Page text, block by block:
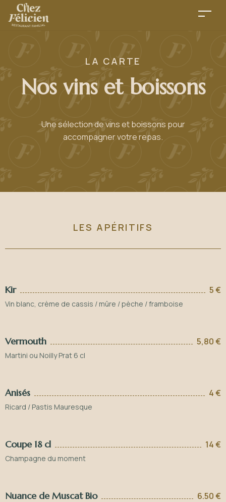
LA CARTE
Nos vins et boissons
Une sélection de vins et boissons pour
accompagner votre repas.
LES APÉRITIFS
Kir 5 €
Vin blanc, crème de cassis / mûre / pèche / framboise
Vermouth 5,80 €
Martini ou Noilly Prat 6 cl
Anisés 4 €
Ricard / Pastis Mauresque
Coupe 18 cl 14 €
Champagne du moment
Nuance de Muscat Bio 6.50 €